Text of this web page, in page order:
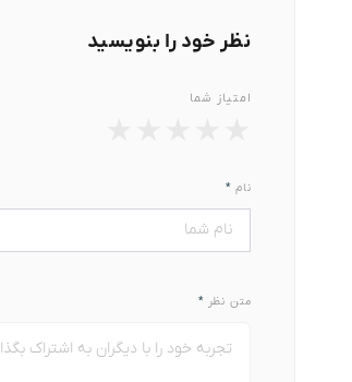
نظر خود را بنویسید
امتیاز شما
نام *
متن نظر*